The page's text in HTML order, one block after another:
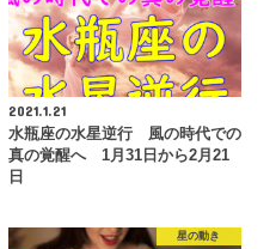
2021.1.21
水瓶座の水星逆行 風の時代での
真の覚醒へ 1月31日から2月21
日
星の動き